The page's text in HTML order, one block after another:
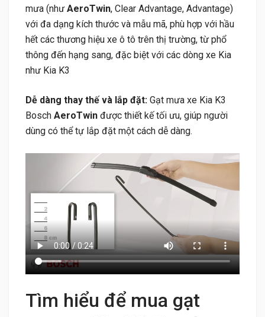
mưa (như AeroTwin, Clear Advantage, Advantage)
với đa dạng kích thước và mẫu mã, phù hợp với hầu
hết các thương hiệu xe ô tô trên thị trường, từ phổ
thông đến hạng sang, đặc biệt với các dòng xe Kia
như Kia K3
Dễ dàng thay thế và lắp đặt: Gạt mưa xe Kia K3
Bosch AeroTwin được thiết kế tối ưu, giúp người
dùng có thể tự lắp đặt một cách dễ dàng.
Tìm hiểu để mua gạt